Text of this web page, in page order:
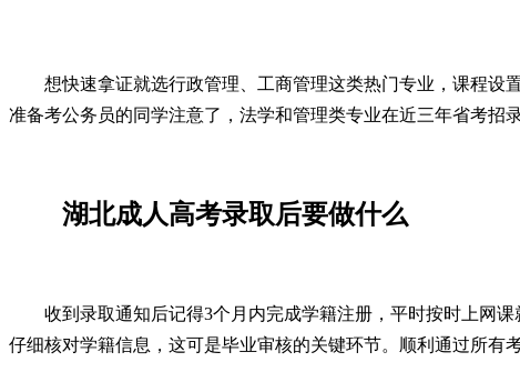
想快速拿证就选行政管理、工商管理这类热门专业，课程设
准备考公务员的同学注意了，法学和管理类专业在近三年省考招录
湖北成人高考录取后要做什么
收到录取通知后记得3个月内完成学籍注册，平时按时上网
仔细核对学籍信息，这可是毕业审核的关键环节。顺利通过所有